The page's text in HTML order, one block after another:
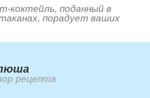
коктейль, поданный в
порадует ваших
рецепта